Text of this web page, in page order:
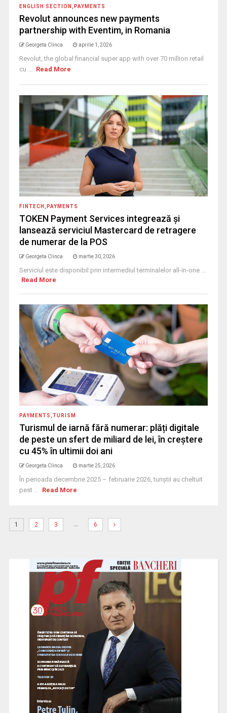
ENGLISH SECTION PAYMENTS
Revolut announces new payments
partnership with Eventim, in Romania
Georgeta Clinca aprilie 1, 2026
Revolut, the global financial super app with over 70 million retail
cu ... Read More
FINTECH PAYMENTS
TOKEN Payment Services integrează și
lansează serviciul Mastercard de retragere
de numerar de la POS
Georgeta Clinca martie 30, 2026
Serviciul este disponibil prin intermediul terminalelor all-in-one ...
Read More
PAYMENTS TURISM
Turismul de iarnă fără numerar: plăți digitale
de peste un sfert de miliard de lei, în creștere
cu 45% în ultimii doi ani
Georgeta Clinca martie 25, 2026
În perioada decembrie 2025 – februarie 2026, turiștii au cheltuit
pest ... Read More
1 2 3 … 6